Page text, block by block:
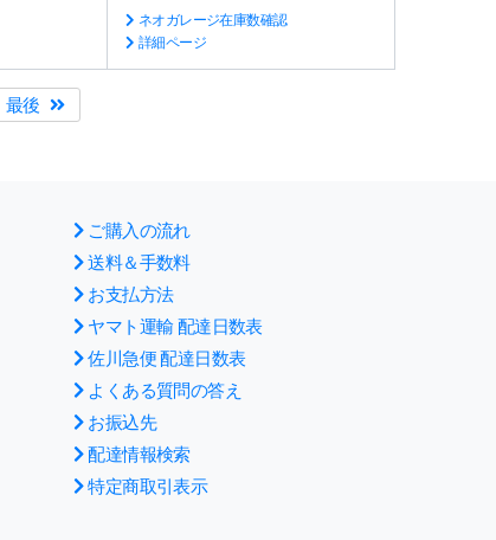
ネオガレージ在庫数確認
詳細ページ
最後
ご購入の流れ
送料＆手数料
お支払方法
ヤマト運輸 配達日数表
佐川急便 配達日数表
よくある質問の答え
お振込先
配達情報検索
特定商取引表示